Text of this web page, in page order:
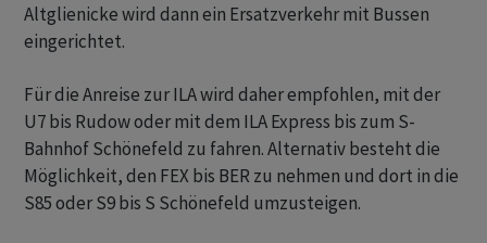
Altglienicke wird dann ein Ersatzverkehr mit Bussen
eingerichtet.
Für die Anreise zur ILA wird daher empfohlen, mit der
U7 bis Rudow oder mit dem ILA Express bis zum S-
Bahnhof Schönefeld zu fahren. Alternativ besteht die
Möglichkeit, den FEX bis BER zu nehmen und dort in die
S85 oder S9 bis S Schönefeld umzusteigen.